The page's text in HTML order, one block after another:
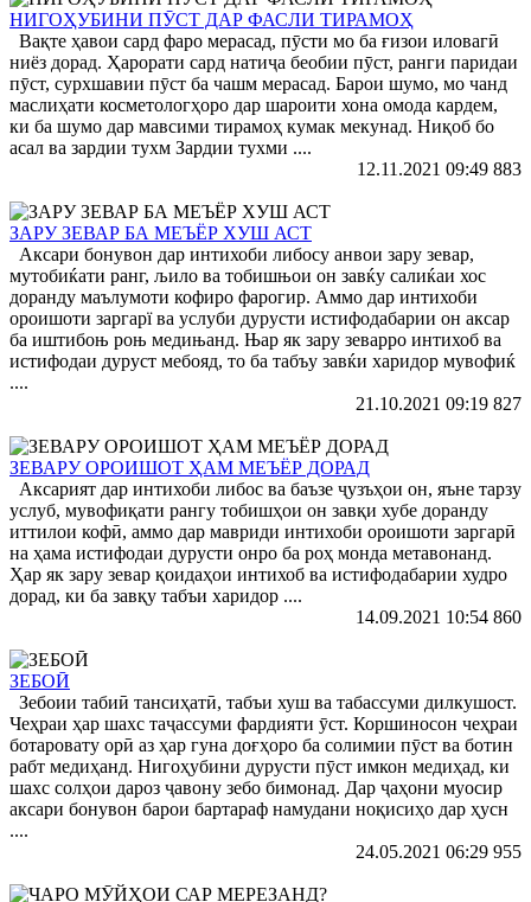
НИГОҲУБИНИ ПӮСТ ДАР ФАСЛИ ТИРАМОҲ
Вақте ҳавои сард фаро мерасад, пӯсти мо ба ғизои иловагӣ
ниёз дорад. Ҳарорати сард натиҷа беобии пӯст, ранги паридаи
пӯст, сурхшавии пӯст ба чашм мерасад. Барои шумо, мо чанд
маслиҳати косметологҳоро дар шароити хона омода кардем,
ки ба шумо дар мавсими тирамоҳ кумак мекунад. Ниқоб бо
асал ва зардии тухм Зардии тухми ....
12.11.2021 09:49 883
ЗАРУ ЗЕВАР БА МЕЪЁР ХУШ АСТ
Аксари бонувон дар интихоби либосу анвои зару зевар,
мутобиќати ранг, љило ва тобишњои он завќу салиќаи хос
доранду маълумоти кофиро фарогир. Аммо дар интихоби
ороишоти заргарї ва услуби дурусти истифодабарии он аксар
ба иштибоњ роњ медињанд. Њар як зару зеварро интихоб ва
истифодаи дуруст мебояд, то ба табъу завќи харидор мувофиќ
....
21.10.2021 09:19 827
ЗЕВАРУ ОРОИШОТ ҲАМ МЕЪЁР ДОРАД
Аксарият дар интихоби либос ва баъзе ҷузъҳои он, яъне тарзу
услуб, мувофиқати рангу тобишҳои он завқи хубе доранду
иттилои кофӣ, аммо дар мавриди интихоби ороишоти заргарӣ
на ҳама истифодаи дурусти онро ба роҳ монда метавонанд.
Ҳар як зару зевар қоидаҳои интихоб ва истифодабарии худро
дорад, ки ба завқу табъи харидор ....
14.09.2021 10:54 860
ЗЕБОӢ
Зебоии табиӣ тансиҳатӣ, табъи хуш ва табассуми дилкушост.
Чеҳраи ҳар шахс таҷассуми фардияти ӯст. Коршиносон чеҳраи
ботаровату орӣ аз ҳар гуна доғҳоро ба солимии пӯст ва ботин
рабт медиҳанд. Нигоҳубини дурусти пӯст имкон медиҳад, ки
шахс солҳои дароз ҷавону зебо бимонад. Дар ҷаҳони муосир
аксари бонувон барои бартараф намудани ноқисиҳо дар ҳусн
....
24.05.2021 06:29 955